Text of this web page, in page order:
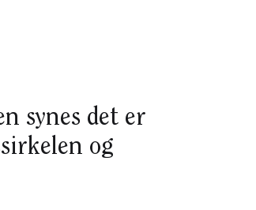
synes det er
og